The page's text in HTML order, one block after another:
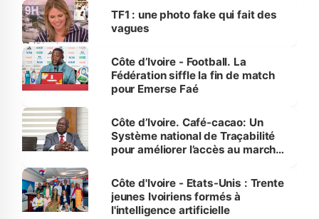
sur la scène internationale »
TF1 : une photo fake qui fait des
vagues
Côte d’Ivoire - Football. La
Fédération siffle la fin de match
pour Emerse Faé
Côte d’Ivoire. Café-cacao: Un
Système national de Traçabilité
pour améliorer l’accès au marché
Côte d'Ivoire - Etats-Unis : Trente
jeunes Ivoiriens formés à
l'intelligence artificielle